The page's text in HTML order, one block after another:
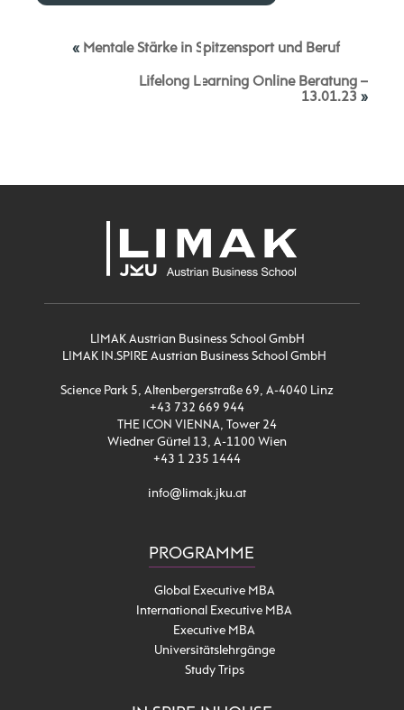
« Mentale Stärke in Spitzensport und Beruf
Lifelong Learning Online Beratung –
13.01.23 »
LIMAK Austrian Business School GmbH
LIMAK IN.SPIRE Austrian Business School GmbH
Science Park 5, Altenbergerstraße 69, A-4040 Linz
+43 732 669 944
THE ICON VIENNA, Tower 24
Wiedner Gürtel 13, A-1100 Wien
+43 1 235 1444
info@limak.jku.at
PROGRAMME
Global Executive MBA
International Executive MBA
Executive MBA
Universitätslehrgänge
Study Trips